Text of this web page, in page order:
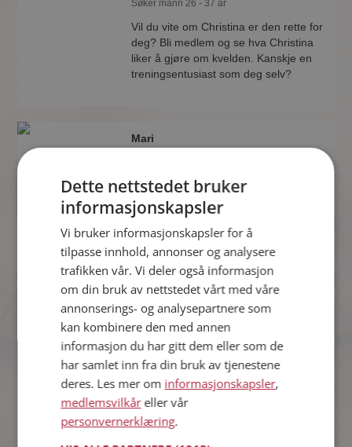
Søker mann 26 - 37 år
Vil du vite om Christina er den rette for
deg? Bli medlem og se hva Christina
liker å gjøre om kvelden. Kanskje en
treningsentusiast som deg selv?
Mari
Vil du vite om Mari er den rette for
deg? Bli medlem og se hva Mari liker å
gjøre om kvelden. Kanskje en
treningsentusiast som deg selv?
Christina
28 år fra Kinn i Vestland
Søker mann 27 - 39 år
Om ett minutt kan du være medlem på
Møteplassen, og se om Christina er
drømmende eller praktisk! Det er
lettere å finne kjærligheten på nettet!
Dette nettstedet bruker
informasjonskapsler
Vi bruker informasjonskapsler for å
tilpasse innhold, annonser og analysere
trafikken vår. Vi deler også informasjon
om din bruk av nettstedet vårt med våre
annonserings- og analysepartnere som
kan kombinere den med annen
informasjon du har gitt dem eller som de
har samlet inn fra din bruk av tjenestene
deres. Les mer om informasjonskapsler,
medlemsvilkåreller vår
personvernerklæring.